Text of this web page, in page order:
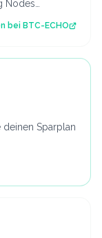
Nodes
bei BTC-ECHO
deinen Sparplan